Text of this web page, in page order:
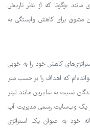
بوگوتا که از نظر تاریخی
مشوق برای کاهش وابستگی به
امروز استراتژی‌های کاهش خود را به خوبی
که اهداف را بر حسب متر
نسبت به سایرین مانند لیتر
یک وب‌سایت رسمی مدیریت آب
خود به عنوان یک استراتژی